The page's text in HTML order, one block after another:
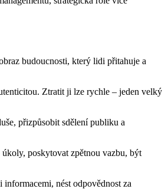
budoucnosti, který lidi přitahuje a
Ztratit ji lze rychle – jeden velký
přizpůsobit sdělení publiku a
poskytovat zpětnou vazbu, být
nést odpovědnost za